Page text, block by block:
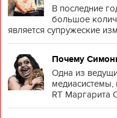
В последние
большое
является супружеские
Почему
Одна из
медиасистемы,
RT Маргарита